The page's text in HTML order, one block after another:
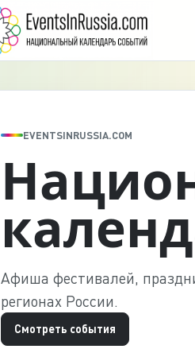
EVENTSINRUSSIA.COM
Афиша фестивалей,
регионах России.
Смотреть события